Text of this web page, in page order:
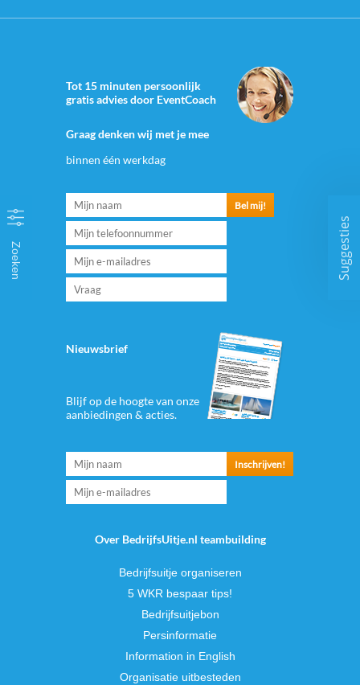
Zoeken
Tot 15 minuten persoonlijk
gratis advies door EventCoach
Graag denken wij met je mee
binnen één werkdag
Nieuwsbrief
Blijf op de hoogte van onze
aanbiedingen & acties.
Over BedrijfsUitje.nl teambuilding
Bedrijfsuitje organiseren
5 WKR bespaar tips!
Bedrijfsuitjebon
Persinformatie
Information in English
Organisatie uitbesteden
Suggesties